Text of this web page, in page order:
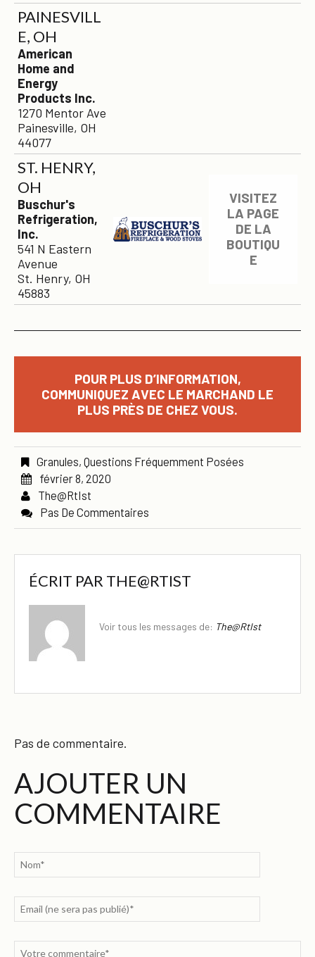
PAINESVILL
E, OH
American
Home and
Energy
Products Inc.
1270 Mentor Ave
Painesville, OH
44077
ST. HENRY,
OH
Buschur's
Refrigeration,
Inc.
541 N Eastern
Avenue
St. Henry, OH
45883
VISITEZ
LA PAGE
DE LA
BOUTIQU
E
POUR PLUS D’INFORMATION,
COMMUNIQUEZ AVEC LE MARCHAND LE
PLUS PRÈS DE CHEZ VOUS.
Granules, Questions Fréquemment Posées
février 8, 2020
The@rtIst
Pas De Commentaires
ÉCRIT PAR THE@RTIST
Voir tous les messages de: The@rtIst
Pas de commentaire.
AJOUTER UN
COMMENTAIRE